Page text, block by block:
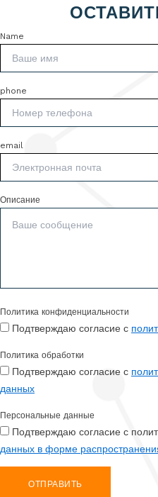
Name
phone
email
Описание
Политика конфиденциальности
Подтверждаю согласие с
Политика обработки
Подтверждаю согласие с
данных
Персональные данные
Подтверждаю согласие с
данных в форме
ОТПРАВИТЬ